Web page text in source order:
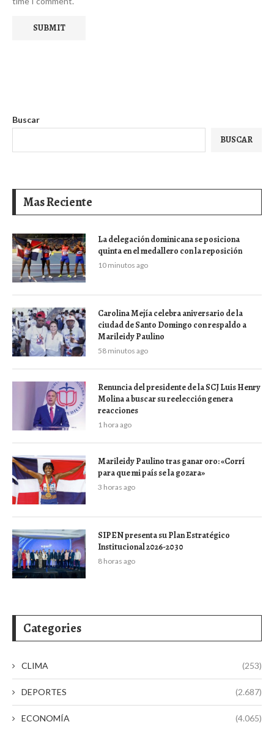
Buscar
BUSCAR
Mas Reciente
La delegación dominicana se posiciona
quinta en el medallero con la reposición
10 minutos ago
Carolina Mejía celebra aniversario de la
ciudad de Santo Domingo con respaldo a
Marileidy Paulino
58 minutos ago
Renuncia del presidente de la SCJ Luis Henry
Molina a buscar su reelección genera
reacciones
1 hora ago
Marileidy Paulino tras ganar oro: «Corrí
para que mi país se la gozara»
3 horas ago
SIPEN presenta su Plan Estratégico
Institucional 2026-2030
8 horas ago
Categories
CLIMA (253)
DEPORTES (2.687)
ECONOMÍA (4.065)